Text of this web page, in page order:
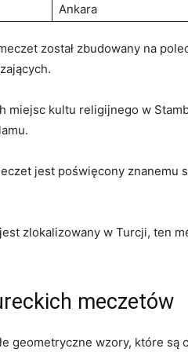
Ankara
został zbudowany na
miejsc kultu religijnego w
jest poświęcony​
zlokalizowany w Turcji, ten
⁣meczetów
geometryczne wzory, które